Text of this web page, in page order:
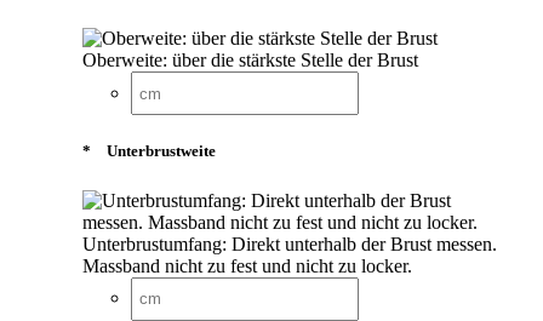
Oberweite: über die stärkste Stelle der Brust
* Unterbrustweite
Unterbrustumfang: Direkt unterhalb der Brust messen.
Massband nicht zu fest und nicht zu locker.